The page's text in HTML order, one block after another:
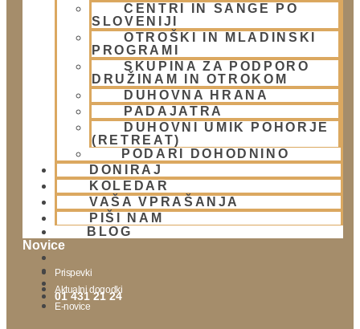
CENTRI IN SANGE PO
SLOVENIJI
OTROŠKI IN MLADINSKI
PROGRAMI
SKUPINA ZA PODPORO
DRUŽINAM IN OTROKOM
DUHOVNA HRANA
PADAJATRA
DUHOVNI UMIK POHORJE
(RETREAT)
PODARI DOHODNINO
DONIRAJ
KOLEDAR
VAŠA VPRAŠANJA
PIŠI NAM
BLOG
01 431 21 24
Klikni gumb spodaj.
Doniraj
Obišči nas
Lokacija
Urnik templja
Nedeljsko srečanje
Parkiranje
Politika zasebnosti
Novice
Prispevki
Aktualni dogodki
E-novice